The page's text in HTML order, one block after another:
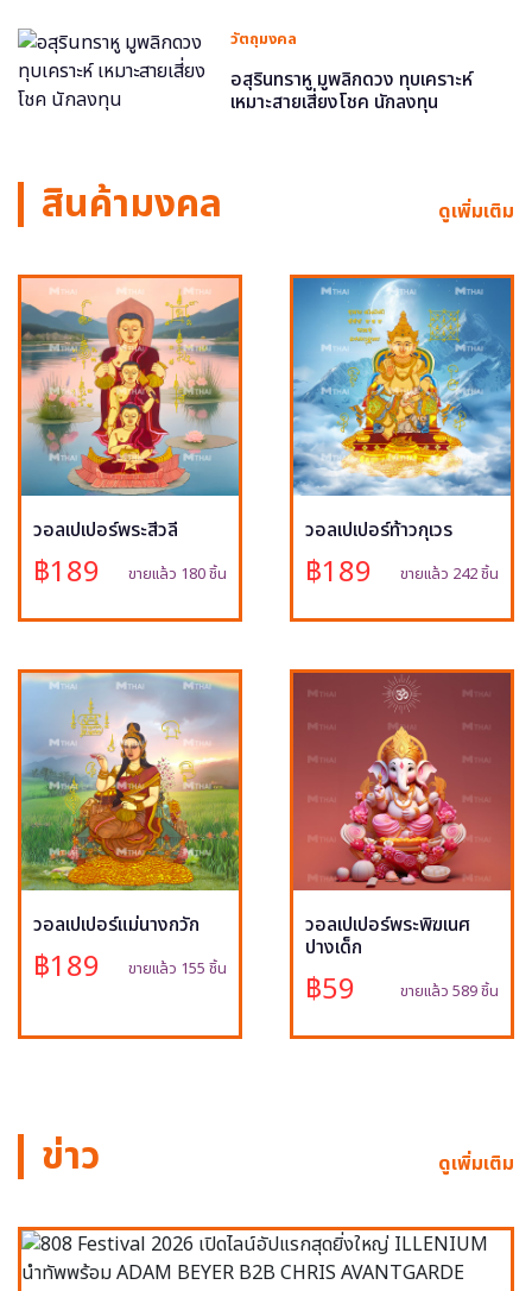
วัตถุมงคล
อสุรินทราหู มูพลิกดวง ทุบเคราะห์
เหมาะสายเสี่ยงโชค นักลงทุน
สินค้ามงคล ดูเพิ่มเติม
วอลเปเปอร์พระสีวลี
฿189 ขายแล้ว 180 ชิ้น
วอลเปเปอร์ท้าวกุเวร
฿189 ขายแล้ว 242 ชิ้น
วอลเปเปอร์แม่นางกวัก
฿189 ขายแล้ว 155 ชิ้น
วอลเปเปอร์พระพิฆเนศ
ปางเด็ก
฿59 ขายแล้ว 589 ชิ้น
ข่าว ดูเพิ่มเติม